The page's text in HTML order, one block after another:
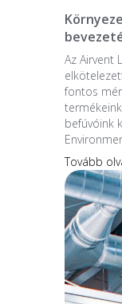
Az Airvent
fontos
befúvóink
Tovább